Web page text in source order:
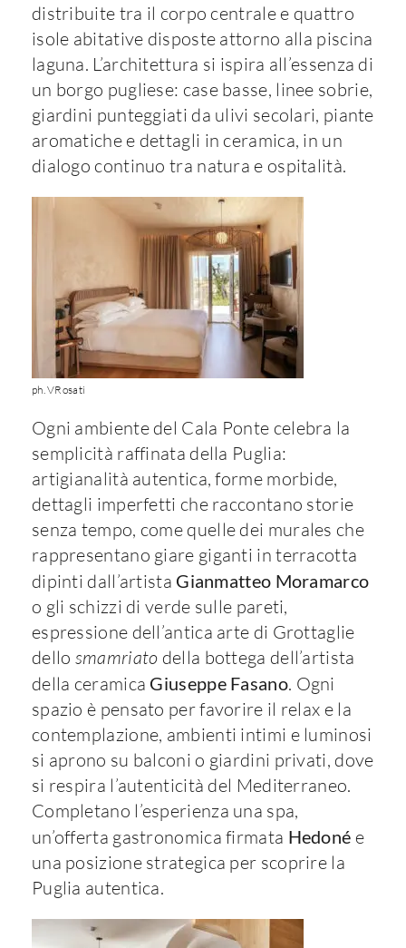
distribuite tra il corpo centrale e quattro
isole abitative disposte attorno alla piscina
laguna. L’architettura si ispira all’essenza di
un borgo pugliese: case basse, linee sobrie,
giardini punteggiati da ulivi secolari, piante
aromatiche e dettagli in ceramica, in un
dialogo continuo tra natura e ospitalità.
ph. VRosati
Ogni ambiente del Cala Ponte celebra la
semplicità raffinata della Puglia:
artigianalità autentica, forme morbide,
dettagli imperfetti che raccontano storie
senza tempo, come quelle dei murales che
rappresentano giare giganti in terracotta
dipinti dall’artista Gianmatteo Moramarco
o gli schizzi di verde sulle pareti,
espressione dell’antica arte di Grottaglie
dello smamriato della bottega dell’artista
della ceramica Giuseppe Fasano. Ogni
spazio è pensato per favorire il relax e la
contemplazione, ambienti intimi e luminosi
si aprono su balconi o giardini privati, dove
si respira l’autenticità del Mediterraneo.
Completano l’esperienza una spa,
un’offerta gastronomica firmata Hedoné e
una posizione strategica per scoprire la
Puglia autentica.